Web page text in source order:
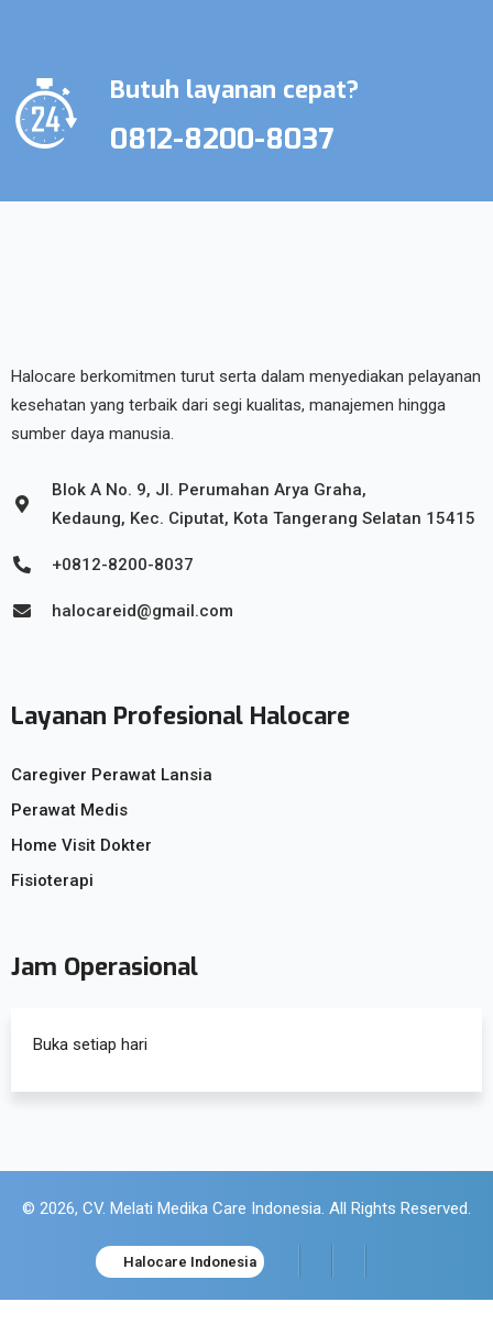
Butuh layanan cepat?
0812-8200-8037
Halocare berkomitmen turut serta dalam menyediakan pelayanan
kesehatan yang terbaik dari segi kualitas, manajemen hingga
sumber daya manusia.
Blok A No. 9, Jl. Perumahan Arya Graha,
Kedaung, Kec. Ciputat, Kota Tangerang Selatan 15415
+0812-8200-8037
halocareid@gmail.com
Layanan Profesional Halocare
Caregiver Perawat Lansia
Perawat Medis
Home Visit Dokter
Fisioterapi
Jam Operasional
Buka setiap hari
© 2026, CV. Melati Medika Care Indonesia. All Rights Reserved.
Halocare Indonesia